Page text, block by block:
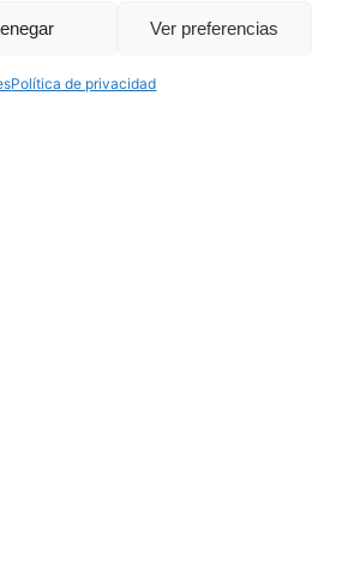
Ver preferencias
Política de privacidad